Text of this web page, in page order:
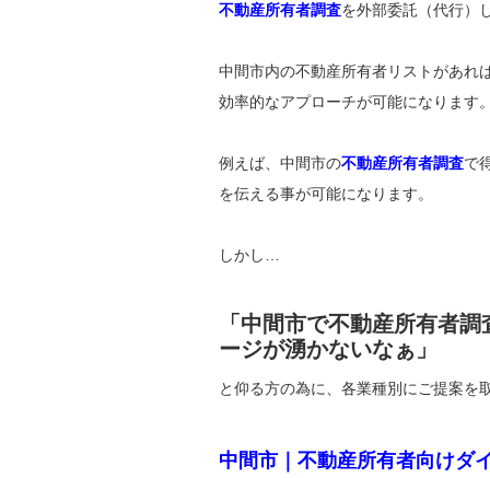
不動産所有者調査を外部委託（代行）
中間市内の不動産所有者リストがあれ
効率的なアプローチが可能になります
例えば、中間市の不動産所有者調査で
を伝える事が可能になります。
しかし…
「中間市で不動産所有者
ージが湧かないなぁ」
と仰る方の為に、各業種別にご提案を
中間市｜不動産所有者向けダ